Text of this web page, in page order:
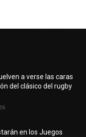
a verse las caras
del clásico del rugby
en los Juegos